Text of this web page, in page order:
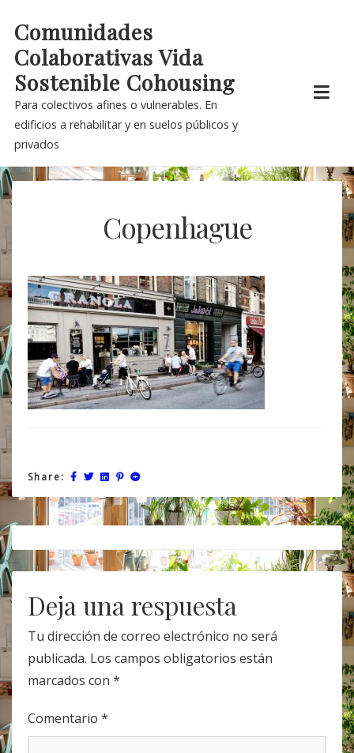
content
Comunidades
Colaborativas Vida
Sostenible Cohousing
Para colectivos afines o vulnerables. En
edificios a rehabilitar y en suelos públicos y
privados
Copenhague
Share:
Post
navigation
Deja una respuesta
Tu dirección de correo electrónico no será
publicada. Los campos obligatorios están
marcados con *
Comentario *